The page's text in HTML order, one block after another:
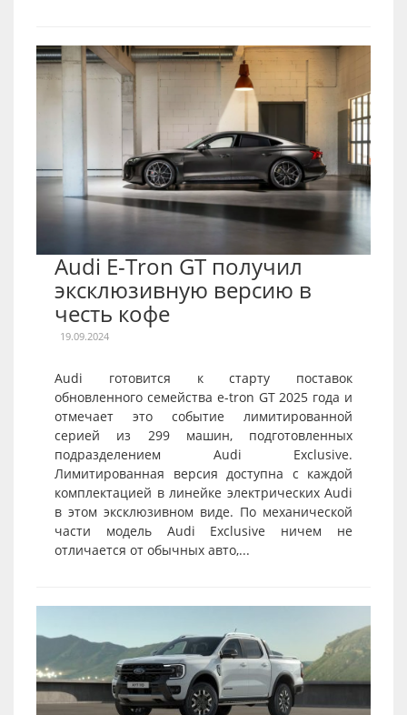
Audi E-Tron GT получил
эксклюзивную версию в
честь кофе
19.09.2024
Audi готовится к старту поставок
обновленного семейства e-tron GT 2025 года и
отмечает это событие лимитированной
серией из 299 машин, подготовленных
подразделением Audi Exclusive.
Лимитированная версия доступна с каждой
комплектацией в линейке электрических Audi
в этом эксклюзивном виде. По механической
части модель Audi Exclusive ничем не
отличается от обычных авто,...